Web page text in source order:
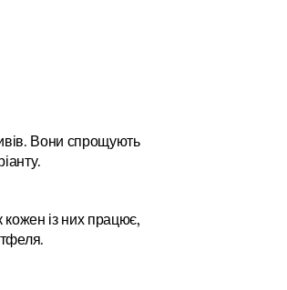
Вони спрощують
кожен із них працює,